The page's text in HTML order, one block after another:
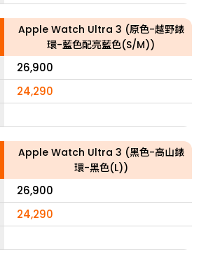
Apple Watch Ultra 3 (原色-越野錶
環-藍色配亮藍色(S/M))
26,900
24,290
Apple Watch Ultra 3 (黑色-高山錶
環-黑色(L))
26,900
24,290